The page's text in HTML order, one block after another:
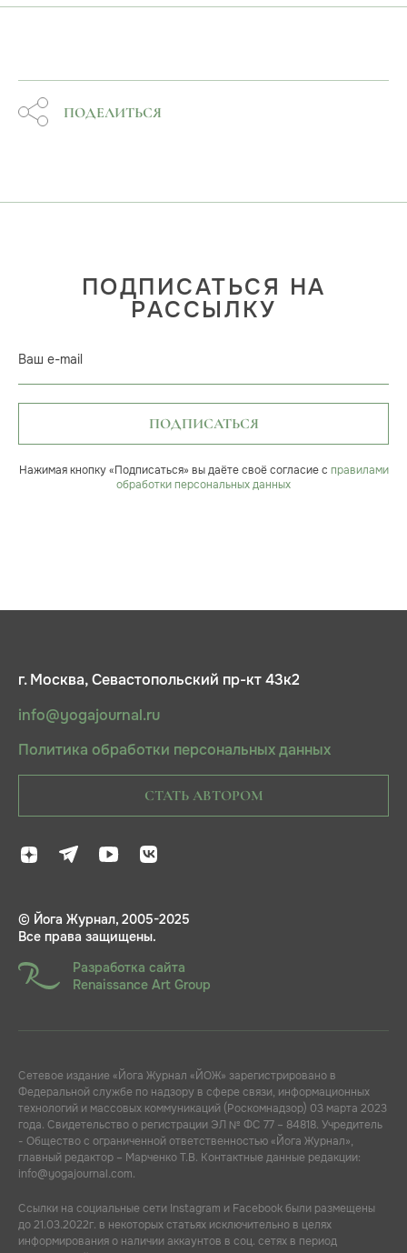
ПОДЕЛИТЬСЯ
ПОДПИСАТЬСЯ НА
РАССЫЛКУ
Ваш e-mail
ПОДПИСАТЬСЯ
Нажимая кнопку «Подписаться» вы даёте своё согласие с правилами
обработки персональных данных
г. Москва, Севастопольский пр-кт 43к2
info@yogajournal.ru
Политика обработки персональных данных
СТАТЬ АВТОРОМ
© Йога Журнал, 2005-2025
Все права защищены.
Разработка сайта
Renaissance Art Group
Сетевое издание «Йога Журнал «ЙОЖ» зарегистрировано в
Федеральной службе по надзору в сфере связи, информационных
технологий и массовых коммуникаций (Роскомнадзор) 03 марта 2023
года. Свидетельство о регистрации ЭЛ № ФС 77 – 84818. Учредитель
- Общество с ограниченной ответственностью «Йога Журнал»,
главный редактор – Марченко Т.В. Контактные данные редакции:
info@yogajournal.com.
Ссылки на социальные сети Instagram и Facebook были размещены
до 21.03.2022г. в некоторых статьях исключительно в целях
информирования о наличии аккаунтов в соц. сетях в период